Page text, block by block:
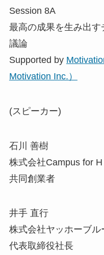
Session 8A
最高の成果を生み出
議論
Supported by
Motivation Inc.）
(スピーカー)
石川 善樹
株式会社Campus for H
共同創業者
井手 直行
株式会社ヤッホーブル
代表取締役社長